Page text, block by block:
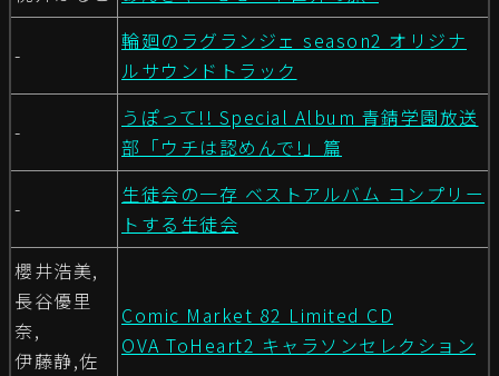
-
輪廻のラグランジェ season2 オリジナ
ルサウンドトラック
-
うぽって!! Special Album 青錆学園放送
部「ウチは認めんで!」篇
-
生徒会の一存 ベストアルバム コンプリー
トする生徒会
櫻井浩美,
長谷優里
奈,
伊藤静,佐
Comic Market 82 Limited CD
OVA ToHeart2 キャラソンセレクション